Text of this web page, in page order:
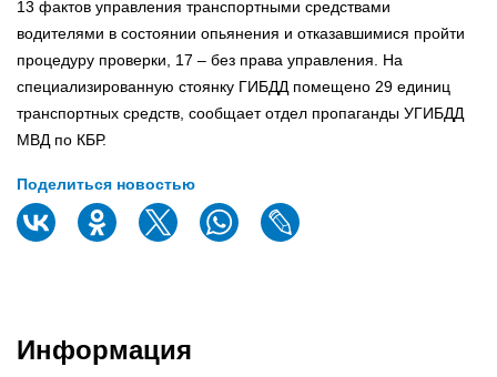
13 фактов управления транспортными средствами
водителями в состоянии опьянения и отказавшимися пройти
процедуру проверки, 17 – без права управления. На
специализированную стоянку ГИБДД помещено 29 единиц
транспортных средств, сообщает отдел пропаганды УГИБДД
МВД по КБР.
Поделиться новостью
Информация